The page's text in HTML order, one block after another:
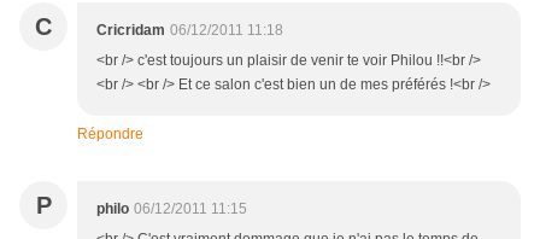
C Cricridam 06/12/2011 11:18
<br /> c'est toujours un plaisir de venir te voir Philou !!<br />
<br /> <br /> Et ce salon c'est bien un de mes préférés !<br />
Répondre
P philo 06/12/2011 11:15